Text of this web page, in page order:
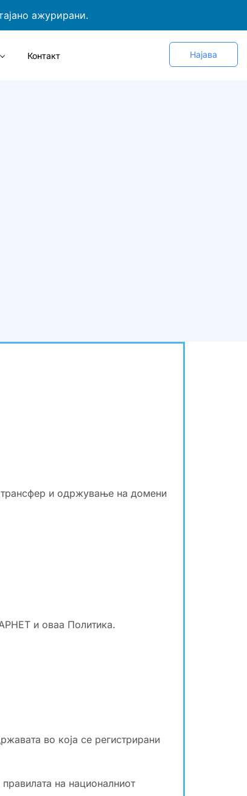
ажурирани.
Контакт Најава
трансфер и одржување на домени
и оваа Политика.
во која се регистрирани
на националниот